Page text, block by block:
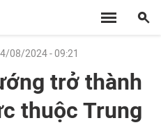
08/2024 - 09:21
trở thành
thuộc Trung